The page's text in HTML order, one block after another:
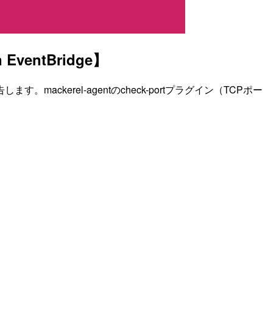
】
ます。mackerel-agentのcheck-portプラグイン（TCPポー